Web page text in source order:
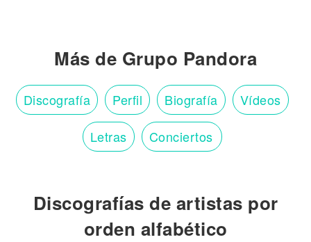
Más de Grupo Pandora
Discografía Perfil Biografía Vídeos
Letras Conciertos
Discografías de artistas por
orden alfabético